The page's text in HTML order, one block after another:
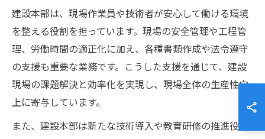
建設本部は、現場作業員や技術者が安心して働ける環境
を整える役割を担っています。現場の安全管理や工程管
理、労働時間の適正化に加え、各種書類作成や法令遵守
の支援も重要な業務です。こうした支援を通じて、建設
現場の課題解決と効率化を実現し、現場全体の生産性向
上に寄与しています。
また、建設本部は新たな技術導入や教育研修の推進役で